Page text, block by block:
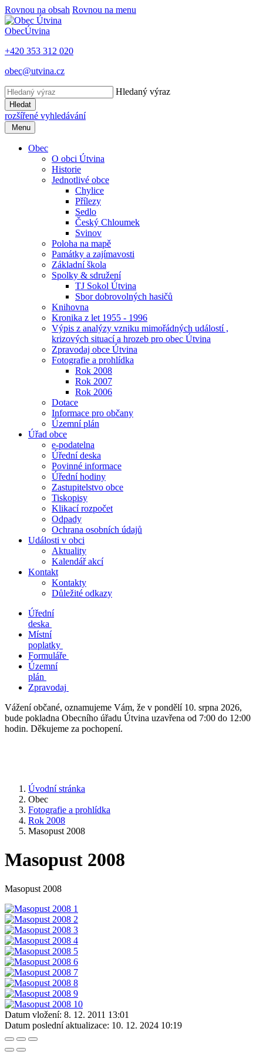
Rovnou na obsah Rovnou na menu
ObecÚtvina
+420 353 312 020
obec@utvina.cz
Hledaný výraz
Hledat
rozšířené vyhledávání
Menu
Obec
O obci Útvina
Historie
Jednotlivé obce
Chylice
Přílezy
Sedlo
Český Chloumek
Svinov
Poloha na mapě
Památky a zajímavosti
Základní škola
Spolky & sdružení
TJ Sokol Útvina
Sbor dobrovolných hasičů
Knihovna
Kronika z let 1955 - 1996
Výpis z analýzy vzniku mimořádných událostí ,
krizových situací a hrozeb pro obec Útvina
Zpravodaj obce Útvina
Fotografie a prohlídka
Rok 2008
Rok 2007
Rok 2006
Dotace
Informace pro občany
Územní plán
Úřad obce
e-podatelna
Úřední deska
Povinné informace
Úřední hodiny
Zastupitelstvo obce
Tiskopisy
Klikací rozpočet
Odpady
Ochrana osobních údajů
Události v obci
Aktuality
Kalendář akcí
Kontakt
Kontakty
Důležité odkazy
Úřední
deska
Místní
poplatky
Formuláře
Územní
plán
Zpravodaj
Vážení občané, oznamujeme Vám, že v pondělí 10. srpna 2026,
bude pokladna Obecního úřadu Útvina uzavřena od 7:00 do 12:00
hodin. Děkujeme za pochopení.
Úvodní stránka
Obec
Fotografie a prohlídka
Rok 2008
Masopust 2008
Masopust 2008
Masopust 2008
Datum vložení: 8. 12. 2011 13:01
Datum poslední aktualizace: 10. 12. 2024 10:19